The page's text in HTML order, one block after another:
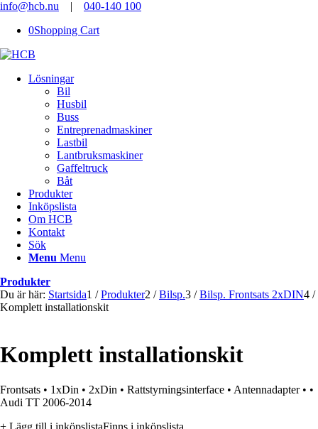
info@hcb.nu | 040-140 100
0Shopping Cart
Lösningar
Bil
Husbil
Buss
Entreprenadmaskiner
Lastbil
Lantbruksmaskiner
Gaffeltruck
Båt
Produkter
Inköpslista
Om HCB
Kontakt
Sök
Menu Menu
Produkter
Du är här: Startsida1 / Produkter2 / Bilsp.3 / Bilsp. Frontsats 2xDIN4 /
Komplett installationskit
Komplett installationskit
Frontsats • 1xDin • 2xDin • Rattstyrningsinterface • Antennadapter • •
Audi TT 2006-2014
+ Lägg till i inköpslistaFinns i inköpslista